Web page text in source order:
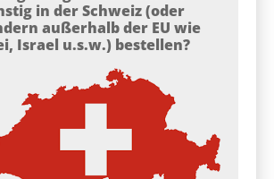
in der Schweiz (oder
außerhalb der EU wie
Israel u.s.w.) bestellen?